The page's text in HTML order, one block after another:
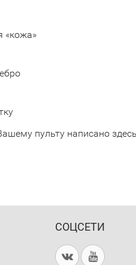
«кожа»
пульту написано
СОЦСЕТИ